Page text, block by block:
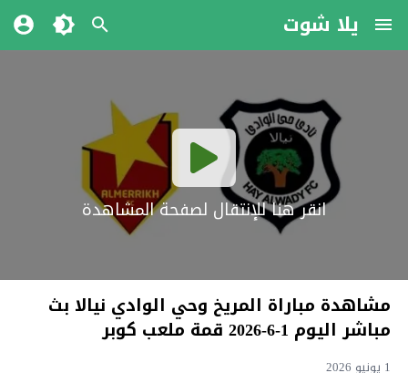
يلا شوت
انقر هنا للإنتقال لصفحة المشاهدة
مشاهدة مباراة المريخ وحي الوادي نيالا بث
مباشر اليوم 1-6-2026 قمة ملعب كوبر
1 يونيو 2026